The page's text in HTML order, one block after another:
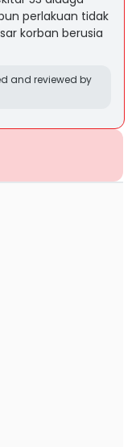
perlakuan tidak
korban berusia
and reviewed by